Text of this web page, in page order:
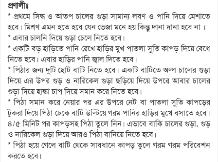
প্রণালীঃ
* প্রথমে সিদ্ধ ও আতপ চালের গুড়া সামান্য লবণ ও পানি দিয়ে মেশাতে
হবে। মিশ্রণ এমন হতে হবে যেন ভেজা মনে হয় কিন্তু দানা দানা হবে না ।
* এবার চালনি দিয়ে গুড়া চেলে নিতে হবে।
* একটি বড় হাড়িতে পানি রেখে হাড়ির মুখ পাতলা সুতি কাপড় দিয়ে বেধে
নিতে হবে। এবার হাড়ির পানি জ্বাল দিতে হবে।
* পিঠার জন্য দুটি ছোট বাটি নিতে হবে। একটি বাটিতে অল্প চালের গুড়া
দিয়ে এর উপর গুড় ও নারিকেল গুড়া ছড়িয়ে দিয়ে উপরে আবার চালের
গুড়া দিয়ে হাল্কা চাপ দিয়ে সমান করে নিতে হবে।
* পিঠা সমান করে নেয়ার পর এর উপরে নেট বা পাতলা সুতি কাপড়ের
টুকরা দিয়ে পিঠা ঢেকে বাটি উল্টিয়ে গরম পানির হাড়ির মুখে বসাতে হবে।
৪/৫ মিনিট পর কাপড়সহ পিঠা তুলে নিন। এভাবে বাকি চালের গুড়া, গুড়
ও নারিকেল গুড়া দিয়ে আরও পিঠা বানিয়ে নিতে হবে।
* পিঠা হয়ে গেলে বাটি থেকে সাবধানে কাপড় তুলে গরম গরম পরিবেশন
করতে হবে।